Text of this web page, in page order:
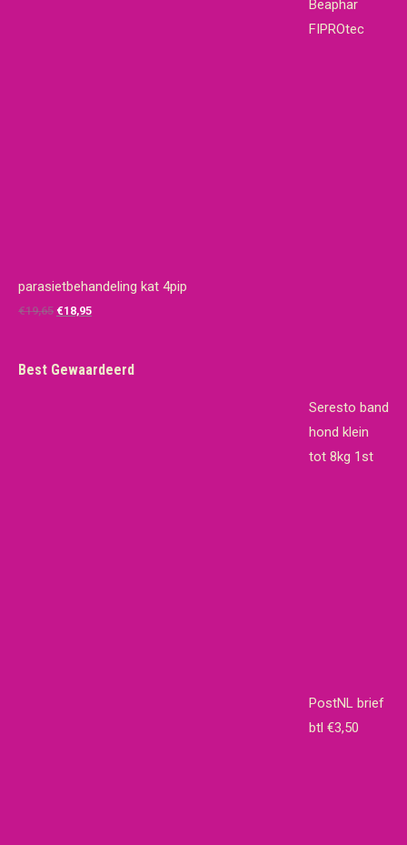
Beaphar
FIPROtec
parasietbehandeling kat 4pip
€19,65 Oorspronkelijke
€19,65.
€18,95Huidige
€18,95.
Best Gewaardeerd
Seresto band
hond klein
tot 8kg 1st
PostNL brief
btl €3,50